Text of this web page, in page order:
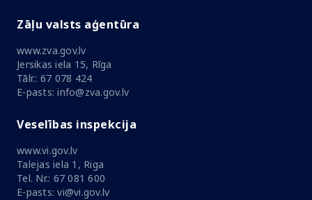
Zāļu valsts aģentūra
www.zva.gov.lv
Jersikas iela 15, Rīga
Tālr.: 67 078 424
E-pasts: info@zva.gov.lv
Veselības inspekcija
www.vi.gov.lv
Talejas iela 1, Riga
Tel. Nr.: 67 081 600
E-pasts: vi@vi.gov.lv